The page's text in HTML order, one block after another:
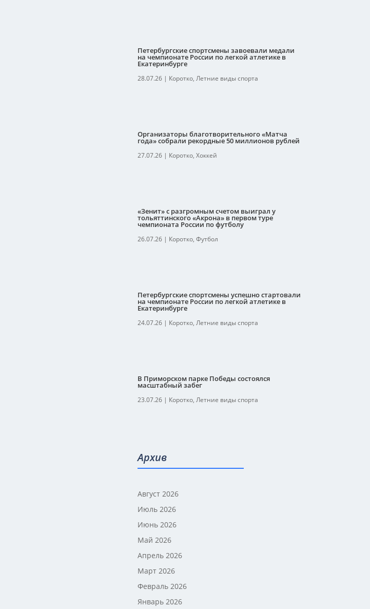
Петербургские спортсмены завоевали медали
на чемпионате России по легкой атлетике в
Екатеринбурге
28.07.26| Коротко, Летние виды спорта
Организаторы благотворительного «Матча
года» собрали рекордные 50 миллионов рублей
27.07.26| Коротко, Хоккей
«Зенит» с разгромным счетом выиграл у
тольяттинского «Акрона» в первом туре
чемпионата России по футболу
26.07.26| Коротко, Футбол
Петербургские спортсмены успешно стартовали
на чемпионате России по легкой атлетике в
Екатеринбурге
24.07.26| Коротко, Летние виды спорта
В Приморском парке Победы состоялся
масштабный забег
23.07.26| Коротко, Летние виды спорта
Архив
Август 2026
Июль 2026
Июнь 2026
Май 2026
Апрель 2026
Март 2026
Февраль 2026
Январь 2026